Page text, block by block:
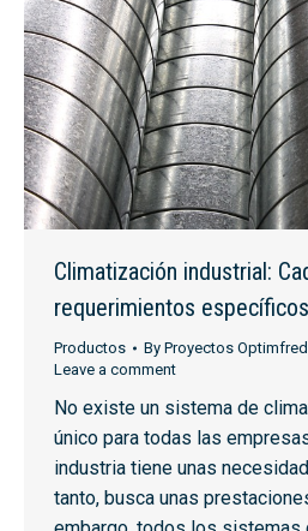
Climatización industrial:
requerimientos específicos
Productos By Proyectos Optimfred
Leave a comment
No existe un sistema de
único para todas las
industria tiene unas
tanto, busca unas